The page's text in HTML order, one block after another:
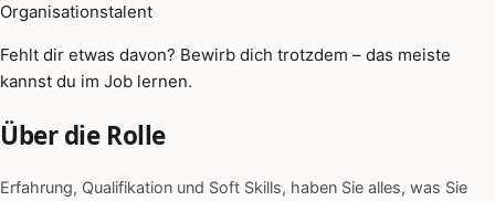
Organisationstalent
Fehlt dir etwas davon? Bewirb dich trotzdem – das meiste
kannst du im Job lernen.
Über die Rolle
Erfahrung, Qualifikation und Soft Skills, haben Sie alles, was Sie